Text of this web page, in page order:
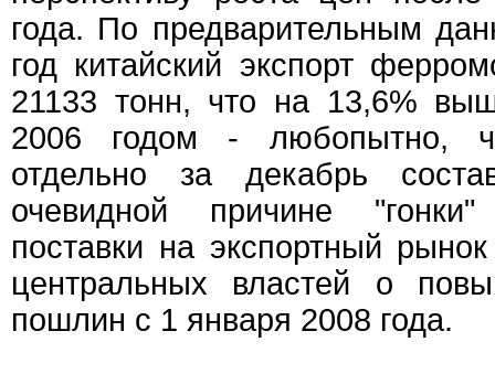
года. По предварительным
год китайский экспорт
21133 тонн, что на 13,6%
2006 годом - любопытно,
отдельно за декабрь
очевидной причине
поставки на экспортный
центральных властей о
пошлин с 1 января 2008 года.